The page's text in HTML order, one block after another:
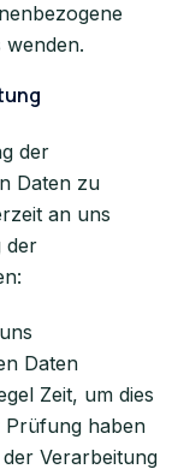
wenden.
der
Daten zu
an uns
der
Daten
Zeit, um dies
Prüfung haben
Verarbeitung